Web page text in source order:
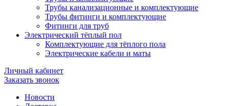
Трубы канализационные и комплектующие
Трубы фитинги и комплектующие
Фитинги для труб
Электрический тёплый пол
Комплектующие для тёплого пола
Электрические кабели и маты
Личный кабинет
Заказать звонок
Новости